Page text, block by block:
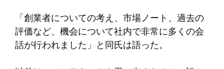
「創業者についての考え、市場ノート、過去の
評価など、機会について社内で非常に多くの会
話が行われました」と同氏は語った。